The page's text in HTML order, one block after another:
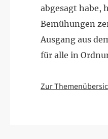
abgesagt habe,
Bemühungen
Ausgang aus
für alle in
Zur